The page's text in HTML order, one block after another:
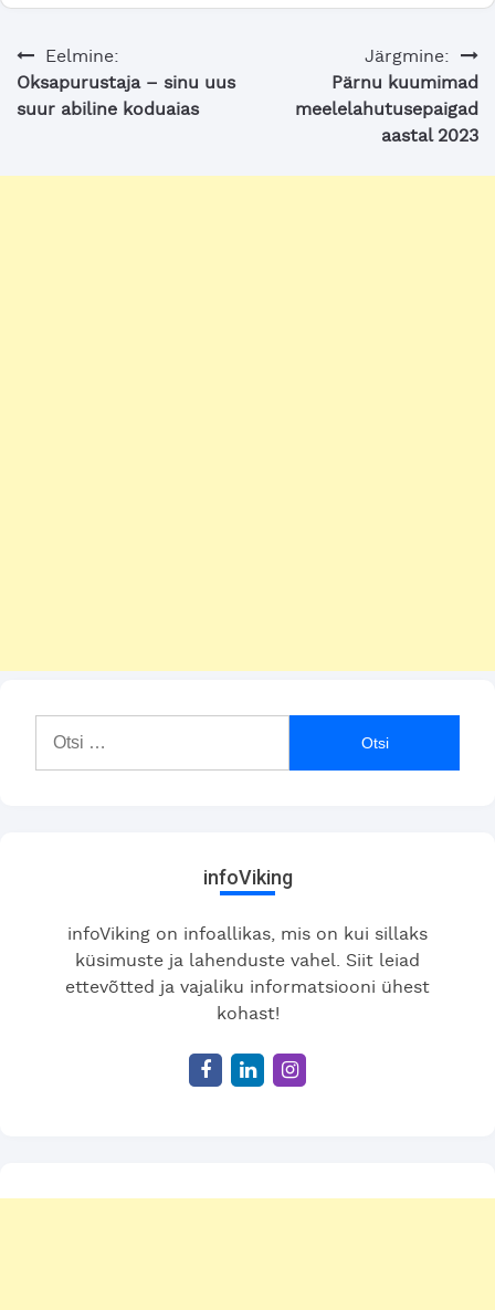
Navigeerimine
Eelmine:
Oksapurustaja – sinu uus
suur abiline koduaias
Järgmine:
Pärnu kuumimad
meelelahutusepaigad
aastal 2023
infoViking
infoViking on infoallikas, mis on kui sillaks
küsimuste ja lahenduste vahel. Siit leiad
ettevõtted ja vajaliku informatsiooni ühest
kohast!